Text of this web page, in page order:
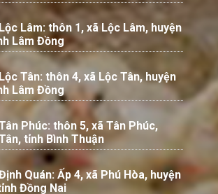
Lâm: thôn 1, xã Lộc Lâm, huyện
Lâm Đồng
Tân: thôn 4, xã Lộc Tân, huyện
Lâm Đồng
Phúc: thôn 5, xã Tân Phúc,
tỉnh Bình Thuận
Quán: Ấp 4, xã Phú Hòa, huyện
Đồng Nai